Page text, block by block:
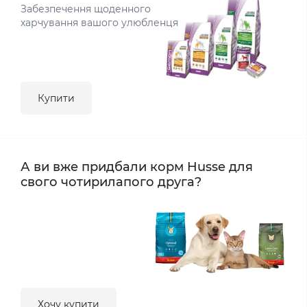
Забезпечення щоденного
харчування вашого улюбленця
Купити
А ви вже придбали корм Husse для
свого чотирилапого друга?
Хочу купити